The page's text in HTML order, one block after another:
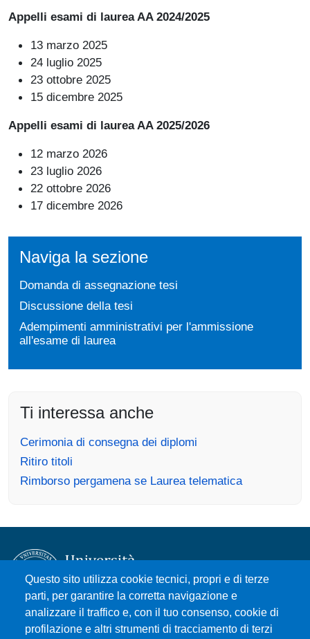
Appelli esami di laurea AA 2024/2025
13 marzo 2025
24 luglio 2025
23 ottobre 2025
15 dicembre 2025
Appelli esami di laurea AA 2025/2026
12 marzo 2026
23 luglio 2026
22 ottobre 2026
17 dicembre 2026
Naviga la sezione
Domanda di assegnazione tesi
Discussione della tesi
Adempimenti amministrativi per l'ammissione
all'esame di laurea
Ti interessa anche
Cerimonia di consegna dei diplomi
Ritiro titoli
Rimborso pergamena se Laurea telematica
Questo sito utilizza cookie tecnici, propri e di terze
parti, per garantire la corretta navigazione e
analizzare il traffico e, con il tuo consenso, cookie di
profilazione e altri strumenti di tracciamento di terzi
Università degli Studi di Messina